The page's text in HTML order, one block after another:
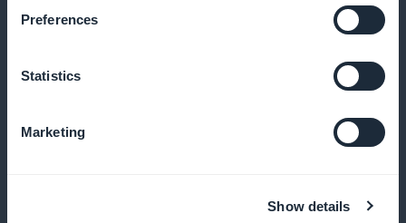
Preferences
Statistics
Marketing
Show details
Gardez 100% de vos revenus générés, sans frais